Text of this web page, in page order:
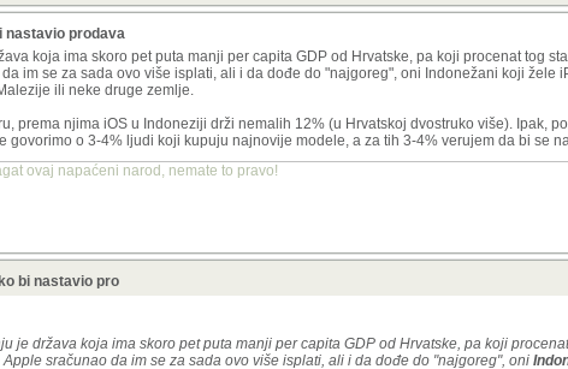
nastavio prodava
koja ima skoro pet puta manji per capita GDP od Hrvatske, pa koji procenat tog
im se za sada ovo više isplati, ali i da dođe do "najgoreg", oni Indonežani koji žele
ili neke druge zemlje.
prema njima iOS u Indoneziji drži nemalih 12% (u Hrvatskoj dvostruko više). Ipak,
govorimo o 3-4% ljudi koji kupuju najnovije modele, a za tih 3-4% verujem da bi se
ovaj napaćeni narod, nemate to pravo!
bi nastavio pro
je država koja ima skoro pet puta manji per capita GDP od Hrvatske, pa koji
sračunao da im se za sada ovo više isplati, ali i da dođe do "najgoreg", oni